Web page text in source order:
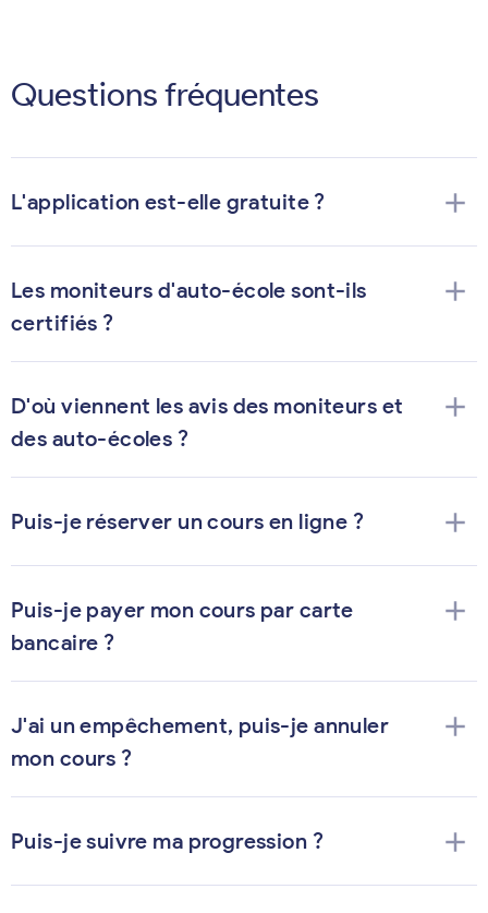
Questions fréquentes
L'application est-elle gratuite ? add
Les moniteurs d'auto-école sont-ils
certifiés ?
add
D'où viennent les avis des moniteurs et
des auto-écoles ?
add
Puis-je réserver un cours en ligne ? add
Puis-je payer mon cours par carte
bancaire ?
add
J'ai un empêchement, puis-je annuler
mon cours ?
add
Puis-je suivre ma progression ? add